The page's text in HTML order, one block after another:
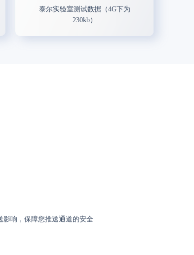
泰尔实验室测试数据（4G下为
230kb）
响，保障您推送通道的安全